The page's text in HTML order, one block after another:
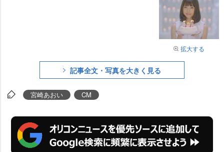
拡大する
記事全文・写真を大きく見る
宮崎あおい CM